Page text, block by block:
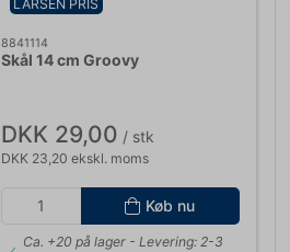
LARSEN PRIS
8841114
Skål 14 cm Groovy
DKK 29,00 / stk
DKK 23,20 ekskl. moms
Køb nu
Ca. +20 på lager- Levering: 2-3